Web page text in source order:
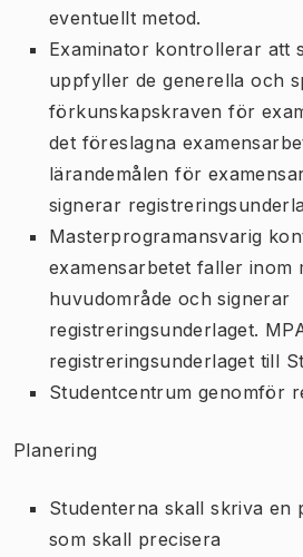
eventuellt metod.
Examinator kontrollerar att
uppfyller de generella och
förkunskapskraven för
det föreslagna
lärandemålen för
signerar
Masterprogramansvarig
examensarbetet faller inom
huvudområde och signerar
registreringsunderlaget.
registreringsunderlaget till
Studentcentrum genomför
Planering
Studenterna skall skriva en
som skall precisera